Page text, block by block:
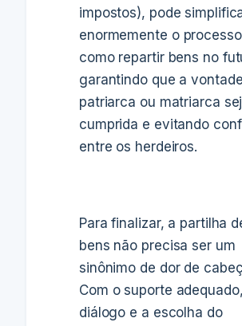
impostos), pode
enormemente o
como repartir bens no
garantindo que a
patriarca ou matriarca
cumprida e evitando
entre os herdeiros.
Para finalizar, a partilha
bens não precisa ser um
sinônimo de dor de
Com o suporte
diálogo e a escolha do